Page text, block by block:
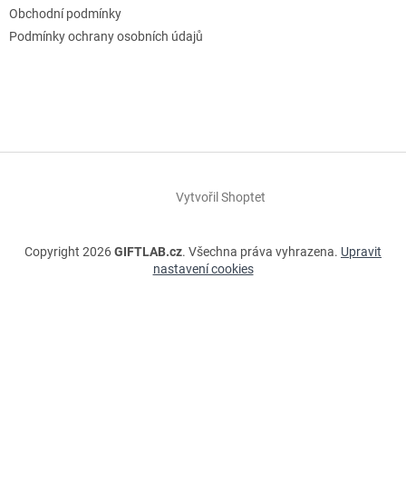
Obchodní podmínky
Podmínky ochrany osobních údajů
Vytvořil Shoptet
Copyright 2026GIFTLAB.cz. Všechna práva vyhrazena. Upravit
nastavení cookies